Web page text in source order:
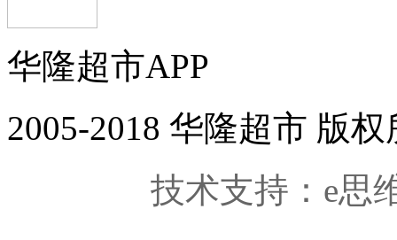
华隆超市APP
2005-2018 华隆超市 版
技术支持：e思